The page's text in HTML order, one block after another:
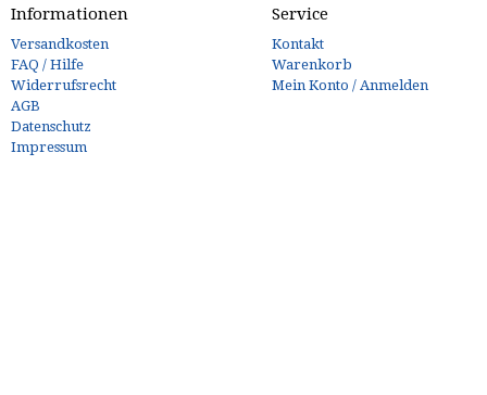
Informationen
Versandkosten
FAQ / Hilfe
Widerrufsrecht
AGB
Datenschutz
Impressum
Service
Kontakt
Warenkorb
Mein Konto / Anmelden